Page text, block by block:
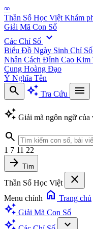
∞
Thần Số Học Việt Khám
Giải Mã Con Số
Các Chỉ Số expand_more
Biểu Đồ Ngày Sinh Chỉ
Nhân Cách Đỉnh Cao Kim
Cung Hoàng Đạo
Ý Nghĩa Tên
search auto_awesome Tra Cứu
menu
auto_awesome Giải mã ngôn ngữ của
search
1 7 11 22
arrow_forward Tìm
Thần Số Học Việt close
Menu chính home Trang chủ
auto_awesome Giải Mã Con Số
auto_awesome
expand_more